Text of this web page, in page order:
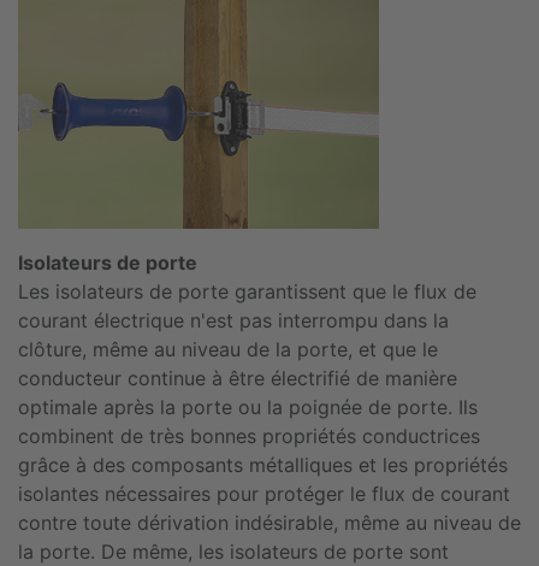
Isolateurs de porte
Les isolateurs de porte garantissent que le flux de
courant électrique n'est pas interrompu dans la
clôture, même au niveau de la porte, et que le
conducteur continue à être électrifié de manière
optimale après la porte ou la poignée de porte. Ils
combinent de très bonnes propriétés conductrices
grâce à des composants métalliques et les propriétés
isolantes nécessaires pour protéger le flux de courant
contre toute dérivation indésirable, même au niveau de
la porte. De même, les isolateurs de porte sont